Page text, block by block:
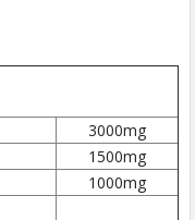
3000mg
1500mg
1000mg